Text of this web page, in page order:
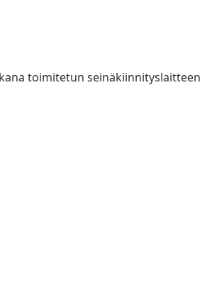
toimitetun seinäkiinnityslaitteen